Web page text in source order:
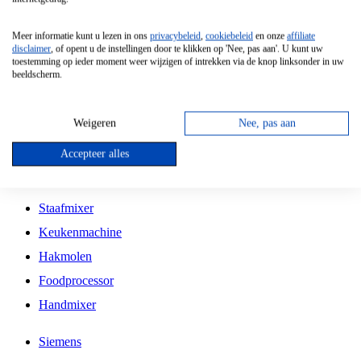
Vrijstaande Magnetron
Vrijstaande Kookplaat
Inbouw Gaskookplaat
Inbouw Keramische Kookplaat
Kookplaat Accessoires
Staafmixer
Keukenmachine
Hakmolen
Foodprocessor
Handmixer
Siemens
Meer informatie kunt u lezen in ons privacybeleid, cookiebeleid en onze affiliate
disclaimer, of opent u de instellingen door te klikken op 'Nee, pas aan'. U kunt uw
toestemming op ieder moment weer wijzigen of intrekken via de knop linksonder in uw
beeldscherm.
Weigeren Nee, pas aan
Accepteer alles